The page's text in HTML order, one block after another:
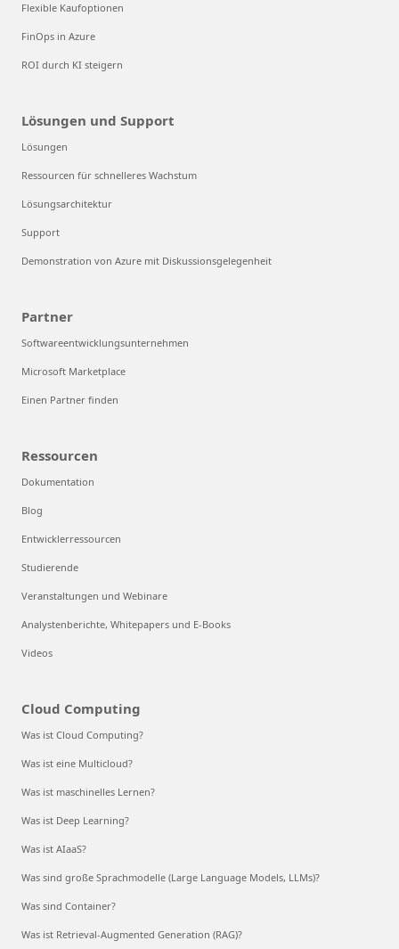
Flexible Kaufoptionen
FinOps in Azure
ROI durch KI steigern
Lösungen und Support
Lösungen
Ressourcen für schnelleres Wachstum
Lösungsarchitektur
Support
Demonstration von Azure mit Diskussionsgelegenheit
Partner
Softwareentwicklungsunternehmen
Microsoft Marketplace
Einen Partner finden
Ressourcen
Dokumentation
Blog
Entwicklerressourcen
Studierende
Veranstaltungen und Webinare
Analystenberichte, Whitepapers und E-Books
Videos
Cloud Computing
Was ist Cloud Computing?
Was ist eine Multicloud?
Was ist maschinelles Lernen?
Was ist Deep Learning?
Was ist AIaaS?
Was sind große Sprachmodelle (Large Language Models, LLMs)?
Was sind Container?
Was ist Retrieval-Augmented Generation (RAG)?